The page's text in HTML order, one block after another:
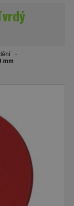
mm